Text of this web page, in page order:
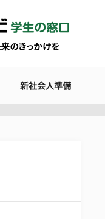
新社会人準備